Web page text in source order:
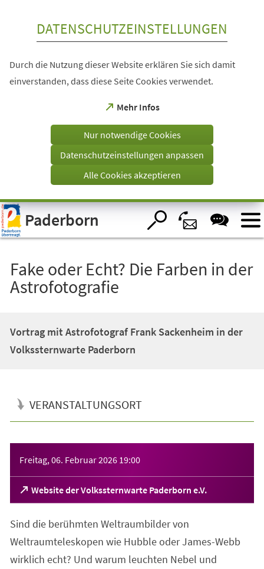
Visuelle
Assistenzsoftware
öffnen.
DATENSCHUTZEINSTELLUNGEN
Durch die Nutzung dieser Website erklären Sie sich damit
einverstanden, dass diese Seite Cookies verwendet.
Mehr Infos
(Öffnet
einem
Tab)
Nur notwendige Cookies
Datenschutzeinstellungen anpassen
Alle Cookies akzeptieren
Paderborn
Fake oder Echt? Die Farben in der
Astrofotografie
Vortrag mit Astrofotograf Frank Sackenheim in der
Volkssternwarte Paderborn
VERANSTALTUNGSORT
Freitag, 06. Februar 2026 19:00
Website der Volkssternwarte Paderborn e.V.
(Öffnet
in
neuen
Tab)
Sind die berühmten Weltraumbilder von
Weltraumteleskopen wie Hubble oder James-Webb
wirklich echt? Und warum leuchten Nebel und